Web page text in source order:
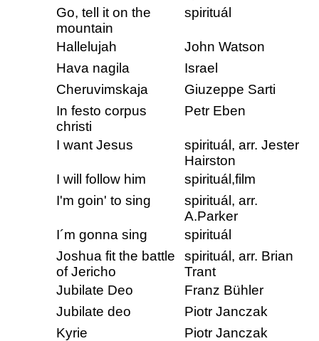
Go, tell it on the
mountain
spirituál
Hallelujah
John Watson
Hava nagila
Israel
Cheruvimskaja
Giuzeppe Sarti
In festo corpus
christi
Petr Eben
I want Jesus
spirituál, arr. Jester
Hairston
I will follow him
spirituál,film
I'm goin' to sing
spirituál, arr.
A.Parker
I´m gonna sing
spirituál
Joshua fit the battle
of Jericho
spirituál, arr. Brian
Trant
Jubilate Deo
Franz Bühler
Jubilate deo
Piotr Janczak
Kyrie
Piotr Janczak